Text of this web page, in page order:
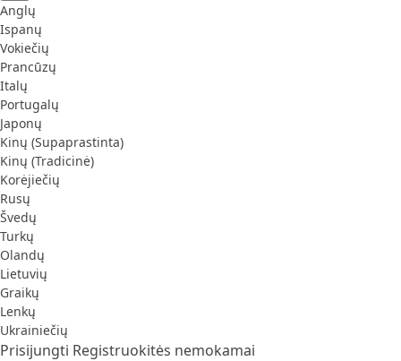
Anglų
Ispanų
Vokiečių
Prancūzų
Italų
Portugalų
Japonų
Kinų (Supaprastinta)
Kinų (Tradicinė)
Korėjiečių
Rusų
Švedų
Turkų
Olandų
Lietuvių
Graikų
Lenkų
Ukrainiečių
Prisijungti Registruokitės nemokamai